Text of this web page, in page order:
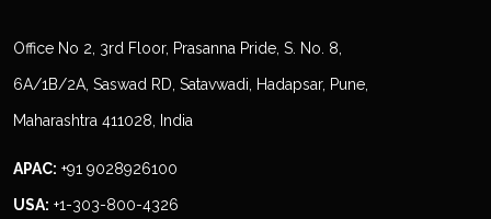
Office No 2, 3rd Floor, Prasanna Pride, S. No. 8,
6A/1B/2A, Saswad RD, Satavwadi, Hadapsar, Pune,
Maharashtra 411028, India
APAC: +91 9028926100
USA: +1-303-800-4326